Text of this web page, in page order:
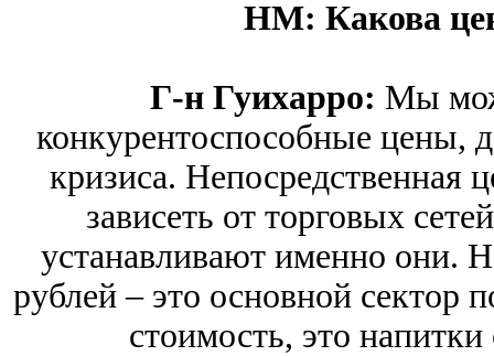
HM: Какова
Г-н Гуихарро: Мы
конкурентоспособные цены,
кризиса. Непосредственная
зависеть от торговых
устанавливают именно они.
рублей – это основной сектор
стоимость, это